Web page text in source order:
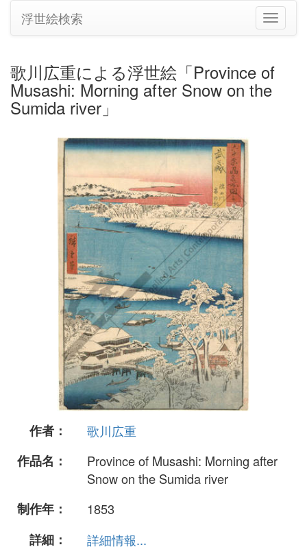
ナ
ビ
シ
ョ
浮世絵検索
歌川広重による浮世絵「Province of
Musashi: Morning after Snow on the
Sumida river」
作者：
歌川広重
作品名：
Province of Musashi: Morning after
Snow on the Sumida river
制作年：
1853
詳細：
詳細情報...